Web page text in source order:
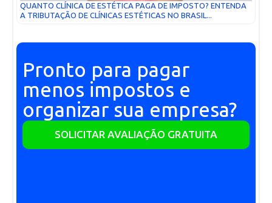
QUANTO CLÍNICA DE ESTÉTICA PAGA DE IMPOSTO? ENTENDA
A TRIBUTAÇÃO DE CLÍNICAS ESTÉTICAS NO BRASIL...
Pronto para pagar
menos impostos e
organizar sua empresa?
SOLICITAR AVALIAÇÃO GRATUITA